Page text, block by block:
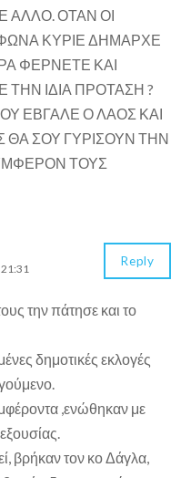
ΑΛΛΟ. ΟΤΑΝ ΟΙ
ΚΥΡΙΕ ΔΗΜΑΡΧΕ
ΦΕΡΝΕΤΕ ΚΑΙ
ΙΔΙΑ ΠΡΟΤΑΣΗ ?
ΕΒΓΑΛΕ Ο ΛΑΟΣ ΚΑΙ
ΘΑ ΣΟΥ ΓΥΡΙΣΟΥΝ ΤΗΝ
ΤΟΥΣ
την πάτησε και το
δημοτικές εκλογές
,ενώθηκαν με
βρήκαν τον κο Δάγλα,
Reply